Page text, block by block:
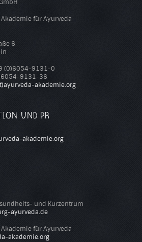
für Ayurveda
6
(0)6054-9131-0
9131-36
akademie.org
UND PR
akademie.org
und Kurzentrum
ayurveda.de
für Ayurveda
akademie.org